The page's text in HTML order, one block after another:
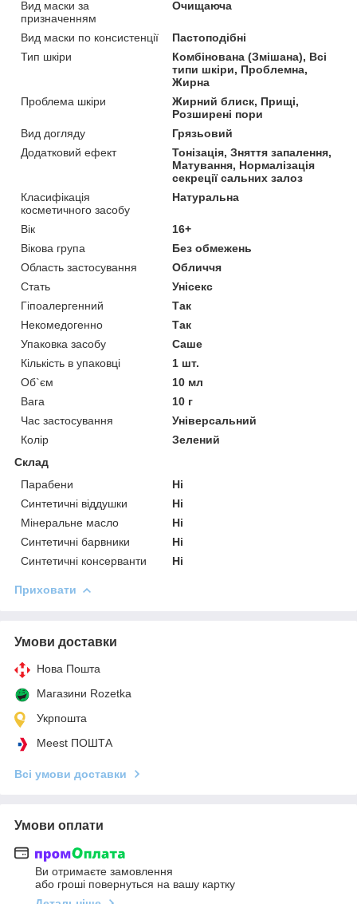
Вид маски за
призначенням
Очищаюча
Вид маски по консистенції
Пастоподібні
Тип шкіри
Комбінована (Змішана), Всі
типи шкіри, Проблемна,
Жирна
Проблема шкіри
Жирний блиск, Прищі,
Розширені пори
Вид догляду
Грязьовий
Додатковий ефект
Тонізація, Зняття запалення,
Матування, Нормалізація
секреції сальних залоз
Класифікація
косметичного засобу
Натуральна
Вік
16+
Вікова група
Без обмежень
Область застосування
Обличчя
Стать
Унісекс
Гіпоалергенний
Так
Некомедогенно
Так
Упаковка засобу
Саше
Кількість в упаковці
1 шт.
Об`єм
10 мл
Вага
10 г
Час застосування
Універсальний
Колір
Зелений
Склад
Парабени
Ні
Синтетичні віддушки
Ні
Мінеральне масло
Ні
Синтетичні барвники
Ні
Синтетичні консерванти
Ні
Приховати
Умови доставки
Нова Пошта
Магазини Rozetka
Укрпошта
Meest ПОШТА
Всі умови доставки
Умови оплати
Ви отримаєте замовлення
або гроші повернуться на вашу картку